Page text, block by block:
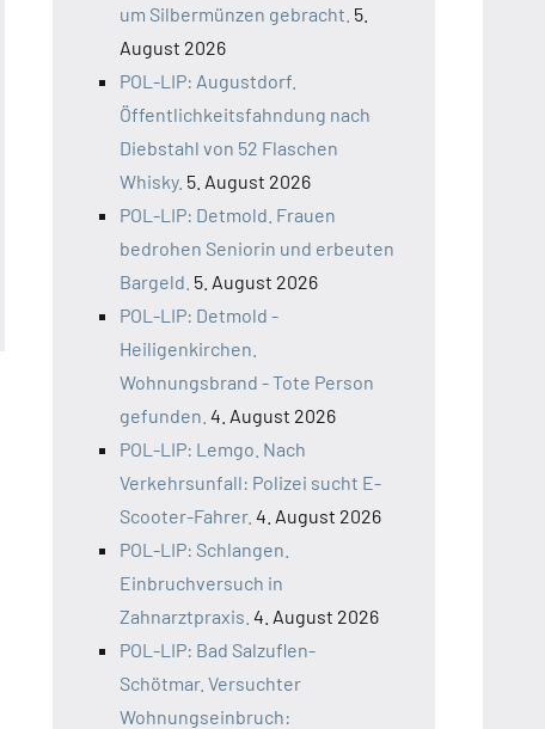
um Silbermünzen gebracht. 5.
August 2026
POL-LIP: Augustdorf.
Öffentlichkeitsfahndung nach
Diebstahl von 52 Flaschen
Whisky. 5. August 2026
POL-LIP: Detmold. Frauen
bedrohen Seniorin und erbeuten
Bargeld. 5. August 2026
POL-LIP: Detmold -
Heiligenkirchen.
Wohnungsbrand - Tote Person
gefunden. 4. August 2026
POL-LIP: Lemgo. Nach
Verkehrsunfall: Polizei sucht E-
Scooter-Fahrer. 4. August 2026
POL-LIP: Schlangen.
Einbruchversuch in
Zahnarztpraxis. 4. August 2026
POL-LIP: Bad Salzuflen-
Schötmar. Versuchter
Wohnungseinbruch: